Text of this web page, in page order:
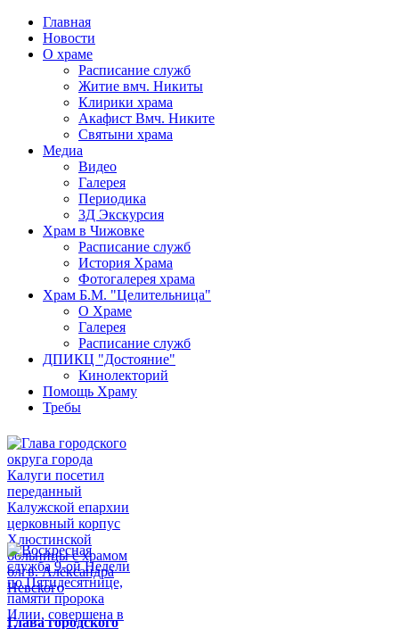
Главная
Новости
О храме
Расписание служб
Житие вмч. Никиты
Клирики храма
Акафист Вмч. Никите
Святыни храма
Медиа
Видео
Галерея
Периодика
3Д Экскурсия
Храм в Чижовке
Расписание служб
История Храма
Фотогалерея храма
Храм Б.М. "Целительница"
О Храме
Галерея
Расписание служб
ДПИКЦ "Достояние"
Кинолекторий
Помощь Храму
Требы
Глава городского